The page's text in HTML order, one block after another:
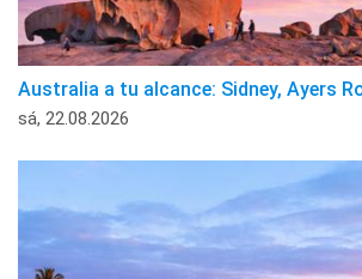
Australia a tu alcance: Sidney, Ayers
sá, 22.08.2026